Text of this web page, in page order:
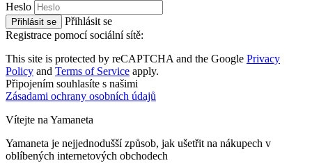
Heslo
Přihlásit se
Přihlásit se
Registrace pomocí sociální sítě:
This site is protected by reCAPTCHA and the Google Privacy
Policy and Terms of Service apply.
Připojením souhlasíte s našimi
Zásadami ochrany osobních údajů
Vítejte na Yamaneta
Yamaneta je nejjednodušší způsob, jak ušetřit na nákupech v
oblíbených internetových obchodech